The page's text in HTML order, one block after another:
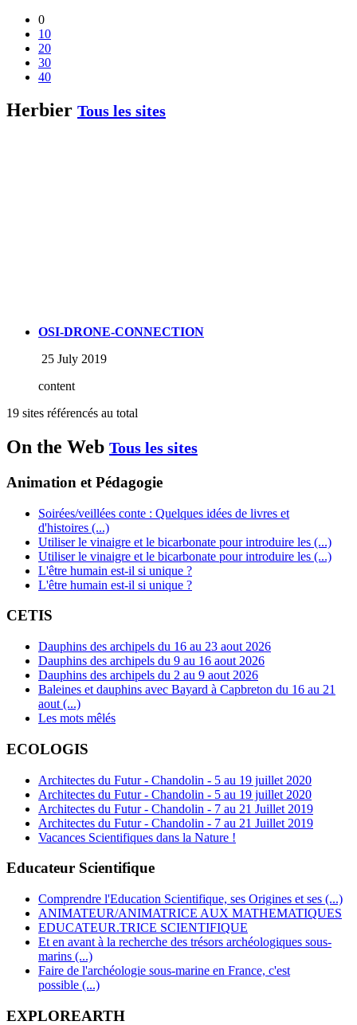
0
10
20
30
40
Herbier Tous les sites
OSI-DRONE-CONNECTION
25 July 2019
content
19 sites référencés au total
On the Web Tous les sites
Animation et Pédagogie
Soirées/veillées conte : Quelques idées de livres et
d'histoires (...)
Utiliser le vinaigre et le bicarbonate pour introduire les (...)
Utiliser le vinaigre et le bicarbonate pour introduire les (...)
L'être humain est-il si unique ?
L'être humain est-il si unique ?
CETIS
Dauphins des archipels du 16 au 23 aout 2026
Dauphins des archipels du 9 au 16 aout 2026
Dauphins des archipels du 2 au 9 aout 2026
Baleines et dauphins avec Bayard à Capbreton du 16 au 21
aout (...)
Les mots mêlés
ECOLOGIS
Architectes du Futur - Chandolin - 5 au 19 juillet 2020
Architectes du Futur - Chandolin - 5 au 19 juillet 2020
Architectes du Futur - Chandolin - 7 au 21 Juillet 2019
Architectes du Futur - Chandolin - 7 au 21 Juillet 2019
Vacances Scientifiques dans la Nature !
Educateur Scientifique
Comprendre l'Education Scientifique, ses Origines et ses (...)
ANIMATEUR/ANIMATRICE AUX MATHEMATIQUES
EDUCATEUR.TRICE SCIENTIFIQUE
Et en avant à la recherche des trésors archéologiques sous-
marins (...)
Faire de l'archéologie sous-marine en France, c'est
possible (...)
EXPLOREARTH